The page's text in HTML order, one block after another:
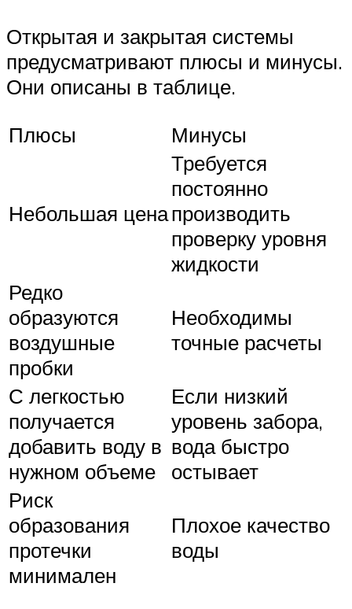
Открытая и закрытая системы
предусматривают плюсы и минусы.
Они описаны в таблице.
Плюсы
Минусы
Небольшая цена
Требуется
постоянно
производить
проверку уровня
жидкости
Редко
образуются
воздушные
пробки
Необходимы
точные расчеты
С легкостью
получается
добавить воду в
нужном объеме
Если низкий
уровень забора,
вода быстро
остывает
Риск
образования
протечки
минимален
Плохое качество
воды